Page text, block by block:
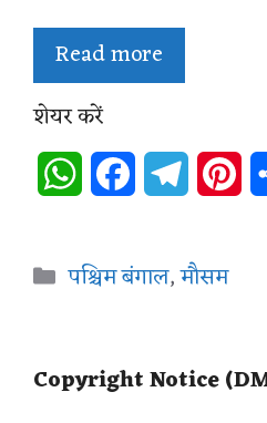
Read more
शेयर करें
W
a
A
c
o
l
r
r
Categories
पश्चिम बंगाल,मौसम
Copyright Notice